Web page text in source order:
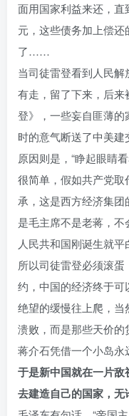
面用国家利益来还，直
元，这些债务加上偿
了……
当司徒雷登看到人民
有走，留了下来，后
登》，一些妄自匪薄
时的意气断送了中美
原因则是，“睁起眼睛
很简单，假如共产党
承，这是西方经济集
是毛主席不是老蒋，
人民共和国刚诞生就
所以司徒雷登必须滚
约，中国的经济终于
绝望的缓慢往上爬，
溃败，而是那些天价
蒋介石凭借一个小岛
于是新中国就在一片
去建造自己的国家，无